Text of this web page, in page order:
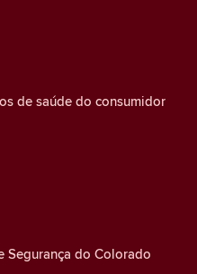
de saúde do consumidor
Segurança do Colorado